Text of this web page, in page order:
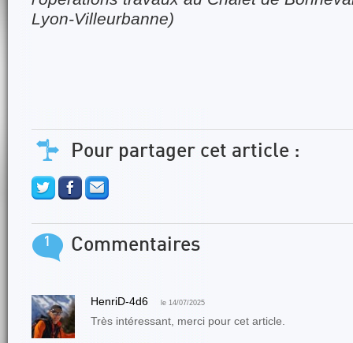
Lyon-Villeurbanne)
Pour partager cet article :
1 Commentaires
HenriD-4d6 le 14/07/2025
Très intéressant, merci pour cet article.